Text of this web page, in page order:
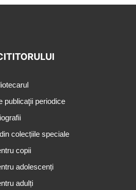
publicaţii periodice
colecțiile speciale
copii
adolescenți
adulți